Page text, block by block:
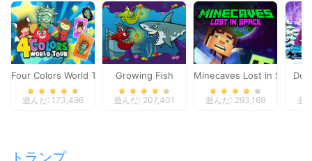
Four Colors World Tour
遊んだ: 173,496
Growing Fish
遊んだ: 207,401
Minecaves Lost in Space
遊んだ: 293,169 遊
トランプ